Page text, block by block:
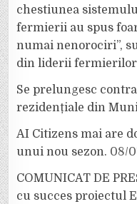
chestiunea
fermierii au spus
numai nenorociri”,
din liderii
Se prelungesc
rezidențiale din
AI Citizens mai are
unui nou sezon. 08/
COMUNICAT DE
cu succes proiectul